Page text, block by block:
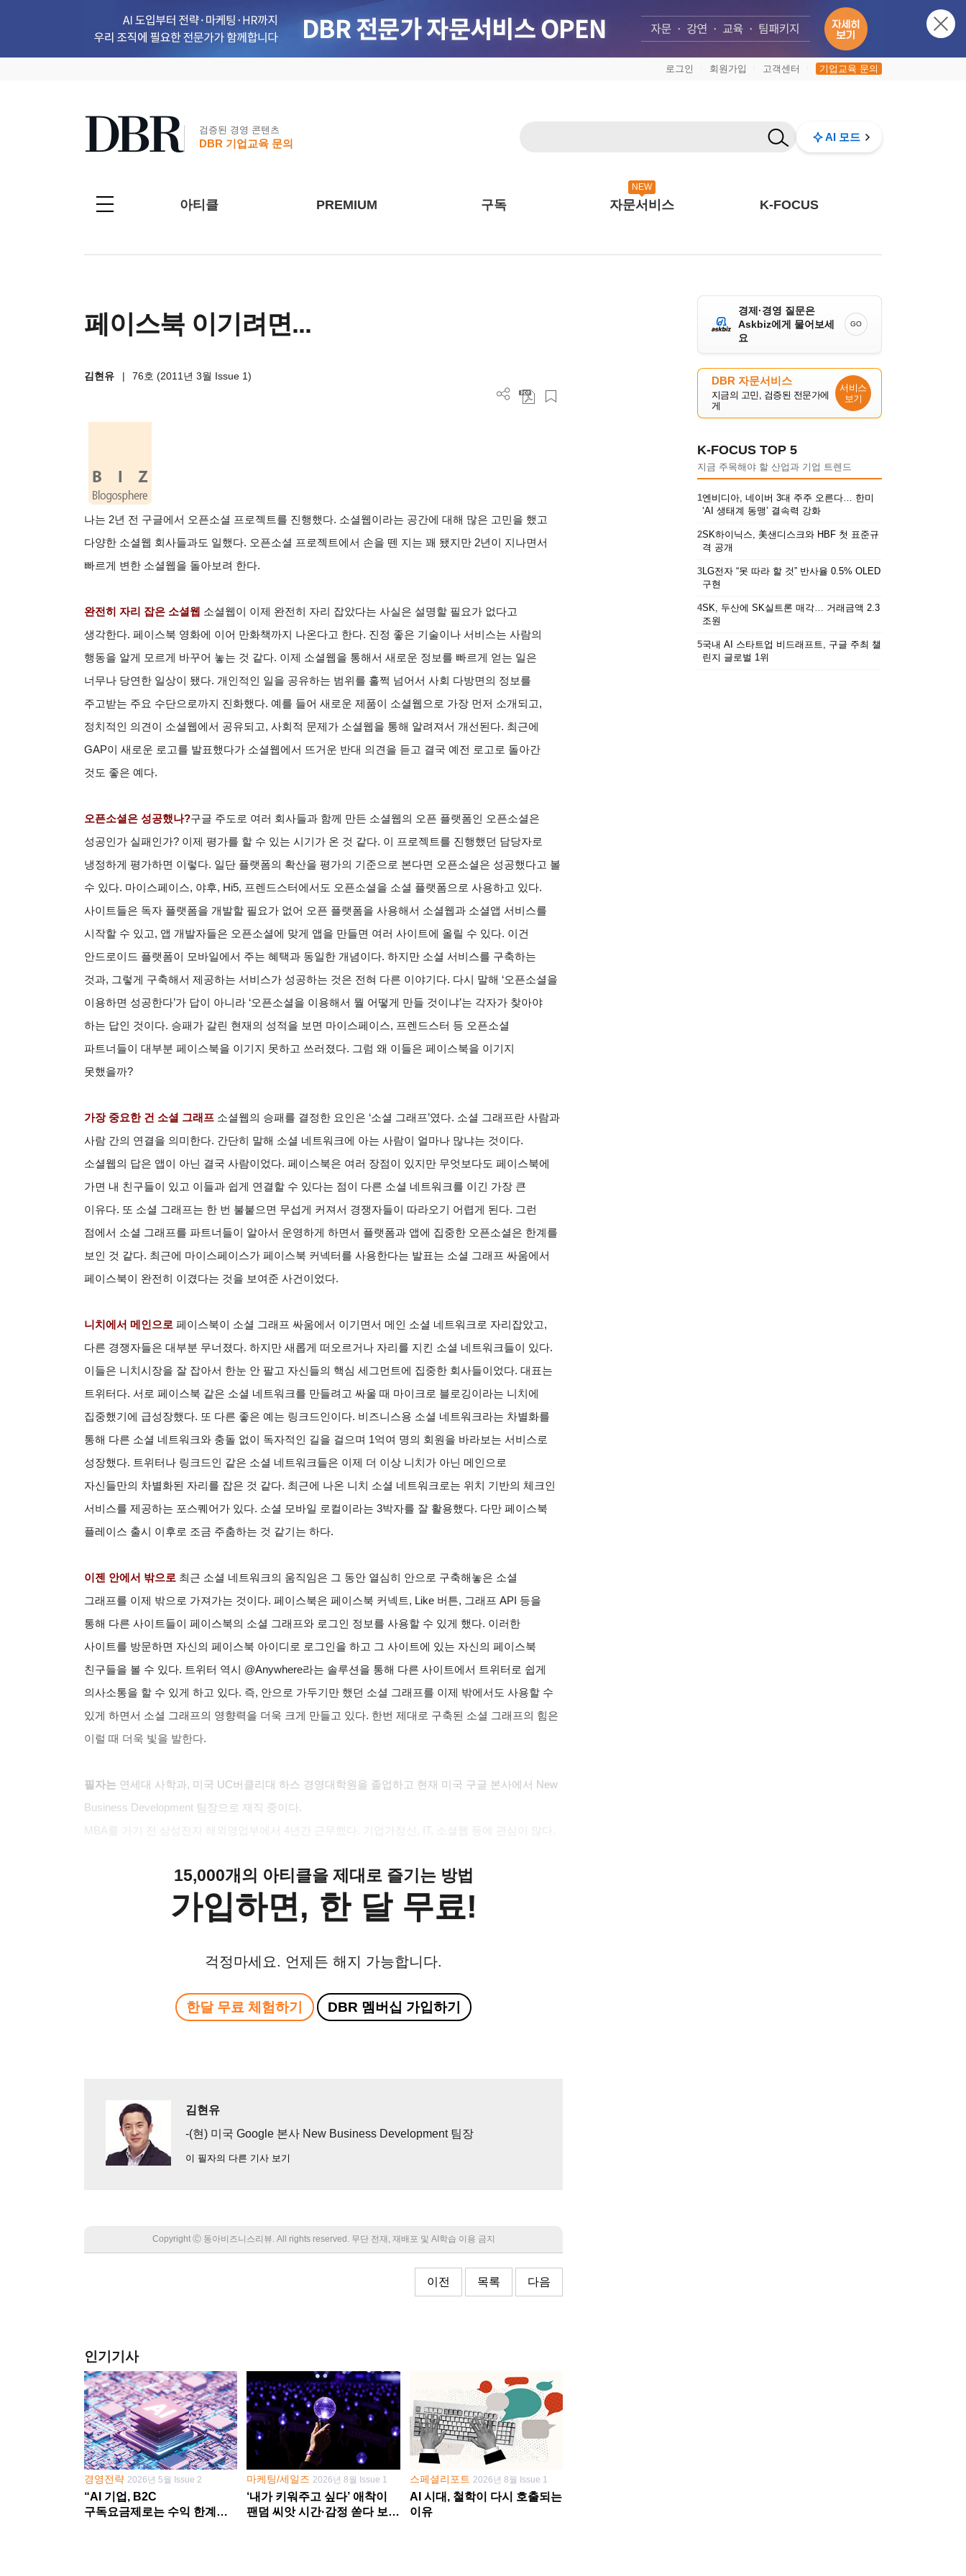
로그인 회원가입 고객센터 기업교육 문의
검증된 경영 콘텐츠
DBR 기업교육 문의
AI 모드
아티클 PREMIUM 구독
NEW
자문서비스 K-FOCUS
페이스북 이기려면...
김현유 | 76호 (2011년 3월 Issue 1)
나는 2년 전 구글에서 오픈소셜 프로젝트를 진행했다. 소셜웹이라는 공간에 대해 많은 고민을 했고
다양한 소셜웹 회사들과도 일했다. 오픈소셜 프로젝트에서 손을 뗀 지는 꽤 됐지만 2년이 지나면서
빠르게 변한 소셜웹을 돌아보려 한다.
완전히 자리 잡은 소셜웹 소셜웹이 이제 완전히 자리 잡았다는 사실은 설명할 필요가 없다고
생각한다. 페이스북 영화에 이어 만화책까지 나온다고 한다. 진정 좋은 기술이나 서비스는 사람의
행동을 알게 모르게 바꾸어 놓는 것 같다. 이제 소셜웹을 통해서 새로운 정보를 빠르게 얻는 일은
너무나 당연한 일상이 됐다. 개인적인 일을 공유하는 범위를 훌쩍 넘어서 사회 다방면의 정보를
주고받는 주요 수단으로까지 진화했다. 예를 들어 새로운 제품이 소셜웹으로 가장 먼저 소개되고,
정치적인 의견이 소셜웹에서 공유되고, 사회적 문제가 소셜웹을 통해 알려져서 개선된다. 최근에
GAP이 새로운 로고를 발표했다가 소셜웹에서 뜨거운 반대 의견을 듣고 결국 예전 로고로 돌아간
것도 좋은 예다.
오픈소셜은 성공했나?구글 주도로 여러 회사들과 함께 만든 소셜웹의 오픈 플랫폼인 오픈소셜은
성공인가 실패인가? 이제 평가를 할 수 있는 시기가 온 것 같다. 이 프로젝트를 진행했던 담당자로
냉정하게 평가하면 이렇다. 일단 플랫폼의 확산을 평가의 기준으로 본다면 오픈소셜은 성공했다고 볼
수 있다. 마이스페이스, 야후, Hi5, 프렌드스터에서도 오픈소셜을 소셜 플랫폼으로 사용하고 있다.
사이트들은 독자 플랫폼을 개발할 필요가 없어 오픈 플랫폼을 사용해서 소셜웹과 소셜앱 서비스를
시작할 수 있고, 앱 개발자들은 오픈소셜에 맞게 앱을 만들면 여러 사이트에 올릴 수 있다. 이건
안드로이드 플랫폼이 모바일에서 주는 혜택과 동일한 개념이다. 하지만 소셜 서비스를 구축하는
것과, 그렇게 구축해서 제공하는 서비스가 성공하는 것은 전혀 다른 이야기다. 다시 말해 ‘오픈소셜을
이용하면 성공한다’가 답이 아니라 ‘오픈소셜을 이용해서 뭘 어떻게 만들 것이냐’는 각자가 찾아야
하는 답인 것이다. 승패가 갈린 현재의 성적을 보면 마이스페이스, 프렌드스터 등 오픈소셜
파트너들이 대부분 페이스북을 이기지 못하고 쓰러졌다. 그럼 왜 이들은 페이스북을 이기지
못했을까?
가장 중요한 건 소셜 그래프 소셜웹의 승패를 결정한 요인은 ‘소셜 그래프’였다. 소셜 그래프란 사람과
사람 간의 연결을 의미한다. 간단히 말해 소셜 네트워크에 아는 사람이 얼마나 많냐는 것이다.
소셜웹의 답은 앱이 아닌 결국 사람이었다. 페이스북은 여러 장점이 있지만 무엇보다도 페이스북에
가면 내 친구들이 있고 이들과 쉽게 연결할 수 있다는 점이 다른 소셜 네트워크를 이긴 가장 큰
이유다. 또 소셜 그래프는 한 번 불붙으면 무섭게 커져서 경쟁자들이 따라오기 어렵게 된다. 그런
점에서 소셜 그래프를 파트너들이 알아서 운영하게 하면서 플랫폼과 앱에 집중한 오픈소셜은 한계를
보인 것 같다. 최근에 마이스페이스가 페이스북 커넥터를 사용한다는 발표는 소셜 그래프 싸움에서
페이스북이 완전히 이겼다는 것을 보여준 사건이었다.
니치에서 메인으로 페이스북이 소셜 그래프 싸움에서 이기면서 메인 소셜 네트워크로 자리잡았고,
다른 경쟁자들은 대부분 무너졌다. 하지만 새롭게 떠오르거나 자리를 지킨 소셜 네트워크들이 있다.
이들은 니치시장을 잘 잡아서 한눈 안 팔고 자신들의 핵심 세그먼트에 집중한 회사들이었다. 대표는
트위터다. 서로 페이스북 같은 소셜 네트워크를 만들려고 싸울 때 마이크로 블로깅이라는 니치에
집중했기에 급성장했다. 또 다른 좋은 예는 링크드인이다. 비즈니스용 소셜 네트워크라는 차별화를
통해 다른 소셜 네트워크와 충돌 없이 독자적인 길을 걸으며 1억여 명의 회원을 바라보는 서비스로
성장했다. 트위터나 링크드인 같은 소셜 네트워크들은 이제 더 이상 니치가 아닌 메인으로
자신들만의 차별화된 자리를 잡은 것 같다. 최근에 나온 니치 소셜 네트워크로는 위치 기반의 체크인
서비스를 제공하는 포스퀘어가 있다. 소셜 모바일 로컬이라는 3박자를 잘 활용했다. 다만 페이스북
플레이스 출시 이후로 조금 주춤하는 것 같기는 하다.
이젠 안에서 밖으로 최근 소셜 네트워크의 움직임은 그 동안 열심히 안으로 구축해놓은 소셜
그래프를 이제 밖으로 가져가는 것이다. 페이스북은 페이스북 커넥트, Like 버튼, 그래프 API 등을
통해 다른 사이트들이 페이스북의 소셜 그래프와 로그인 정보를 사용할 수 있게 했다. 이러한
사이트를 방문하면 자신의 페이스북 아이디로 로그인을 하고 그 사이트에 있는 자신의 페이스북
친구들을 볼 수 있다. 트위터 역시 @Anywhere라는 솔루션을 통해 다른 사이트에서 트위터로 쉽게
의사소통을 할 수 있게 하고 있다. 즉, 안으로 가두기만 했던 소셜 그래프를 이제 밖에서도 사용할 수
있게 하면서 소셜 그래프의 영향력을 더욱 크게 만들고 있다. 한번 제대로 구축된 소셜 그래프의 힘은
이럴 때 더욱 빛을 발한다.
필자는 연세대 사학과, 미국 UC버클리대 하스 경영대학원을 졸업하고 현재 미국 구글 본사에서 New
Business Development 팀장으로 재직 중이다.
MBA 를 가기 전 삼성전자 해외영업부에서 4년간 근무했다. 기업가정신, IT, 소셜웹 등에 관심이 많다.
15,000개의 아티클을 제대로 즐기는 방법
가입하면, 한 달 무료!
걱정마세요. 언제든 해지 가능합니다.
한달 무료 체험하기 DBR 멤버십 가입하기
김현유
-(현) 미국 Google 본사 New Business Development 팀장
이 필자의 다른 기사 보기
Copyright Ⓒ 동아비즈니스리뷰. All rights reserved. 무단 전재, 재배포 및 AI학습 이용 금지
이전 목록 다음
인기기사
경영전략 2026년 5월 Issue 2
“AI 기업, B2C
구독요금제로는 수익 한계
마케팅/세일즈 2026년 8월 Issue 1
‘내가 키워주고 싶다’ 애착이
팬덤 씨앗 시간·감정 쏟다 보면
스페셜리포트 2026년 8월 Issue 1
AI 시대, 철학이 다시 호출되는
이유
경제·경영 질문은
Askbiz에게 물어보세
요
GO
DBR 자문서비스
지금의 고민, 검증된 전문가에
게
서비스
보기
K-FOCUS TOP 5
지금 주목해야 할 산업과 기업 트렌드
1엔비디아, 네이버 3대 주주 오른다… 한미
‘AI 생태계 동맹’ 결속력 강화
2SK하이닉스, 美샌디스크와 HBF 첫 표준규
격 공개
3LG전자 “못 따라 할 것” 반사율 0.5% OLED
구현
4SK, 두산에 SK실트론 매각… 거래금액 2.3
조원
5국내 AI 스타트업 비드래프트, 구글 주최 챌
린지 글로벌 1위